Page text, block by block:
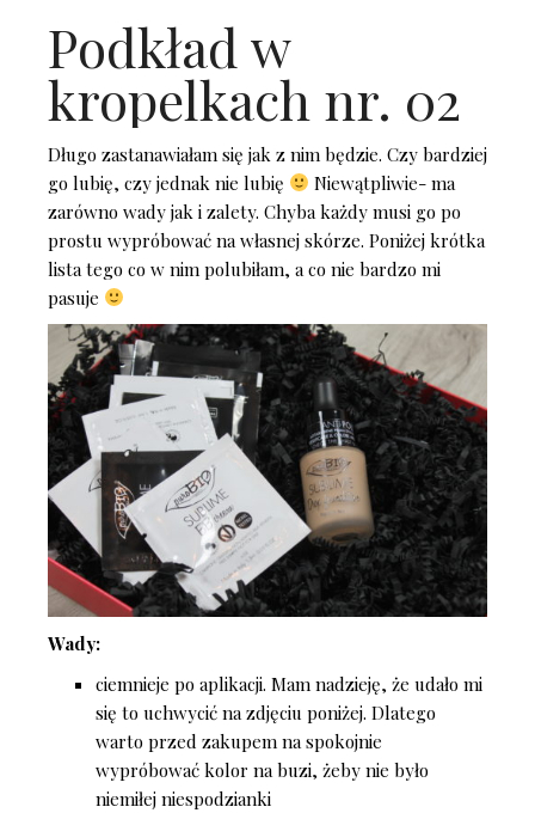
Podkład w
kropelkach nr. 02
Długo zastanawiałam się jak z nim będzie. Czy bardziej
go lubię, czy jednak nie lubię
Niewątpliwie- ma
zarówno wady jak i zalety. Chyba każdy musi go po
prostu wypróbować na własnej skórze. Poniżej krótka
lista tego co w nim polubiłam, a co nie bardzo mi
pasuje
Wady:
ciemnieje po aplikacji. Mam nadzieję, że udało mi
się to uchwycić na zdjęciu poniżej. Dlatego
warto przed zakupem na spokojnie
wypróbować kolor na buzi, żeby nie było
niemiłej niespodzianki